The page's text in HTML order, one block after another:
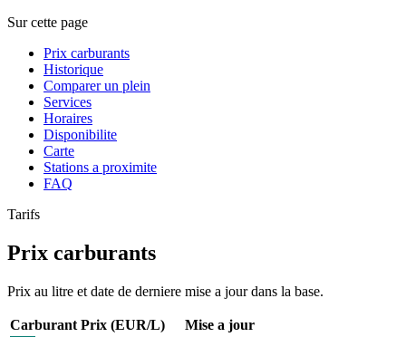
Sur cette page
Prix carburants
Historique
Comparer un plein
Services
Horaires
Disponibilite
Carte
Stations a proximite
FAQ
Tarifs
Prix carburants
Prix au litre et date de derniere mise a jour dans la base.
Carburant Prix (EUR/L)
Mise a jour